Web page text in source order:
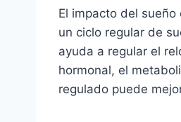
El impacto del
un ciclo regular de
ayuda a regular el
hormonal, el
regulado puede